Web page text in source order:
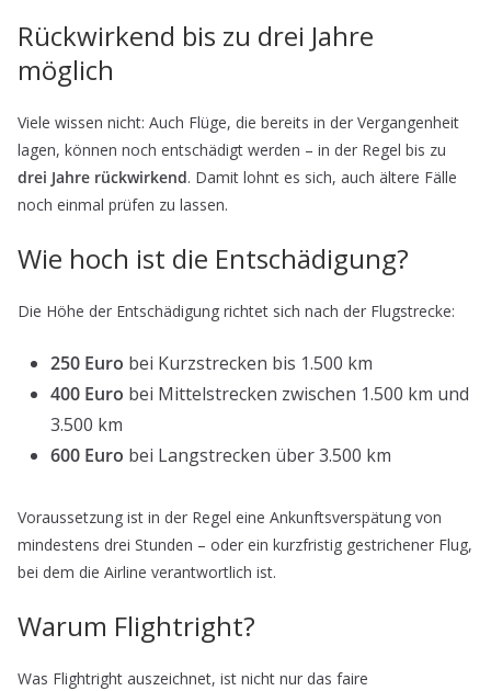
Rückwirkend bis zu drei Jahre
möglich
Viele wissen nicht: Auch Flüge, die bereits in der Vergangenheit
lagen, können noch entschädigt werden – in der Regel bis zu
drei Jahre rückwirkend. Damit lohnt es sich, auch ältere Fälle
noch einmal prüfen zu lassen.
Wie hoch ist die Entschädigung?
Die Höhe der Entschädigung richtet sich nach der Flugstrecke:
250 Euro bei Kurzstrecken bis 1.500 km
400 Euro bei Mittelstrecken zwischen 1.500 km und
3.500 km
600 Euro bei Langstrecken über 3.500 km
Voraussetzung ist in der Regel eine Ankunftsverspätung von
mindestens drei Stunden – oder ein kurzfristig gestrichener Flug,
bei dem die Airline verantwortlich ist.
Warum Flightright?
Was Flightright auszeichnet, ist nicht nur das faire